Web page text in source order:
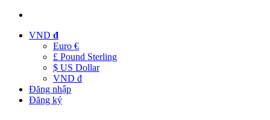
VND đ
Euro €
£ Pound Sterling
$ US Dollar
VND đ
Đăng nhập
Đăng ký